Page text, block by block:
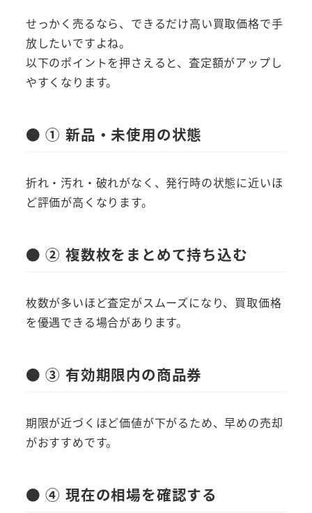
せっかく売るなら、できるだけ高い買取価格で手
放したいですよね。
以下のポイントを押さえると、査定額がアップし
やすくなります。
● ① 新品・未使用の状態
折れ・汚れ・破れがなく、発行時の状態に近いほ
ど評価が高くなります。
● ② 複数枚をまとめて持ち込む
枚数が多いほど査定がスムーズになり、買取価格
を優遇できる場合があります。
● ③ 有効期限内の商品券
期限が近づくほど価値が下がるため、早めの売却
がおすすめです。
● ④ 現在の相場を確認する